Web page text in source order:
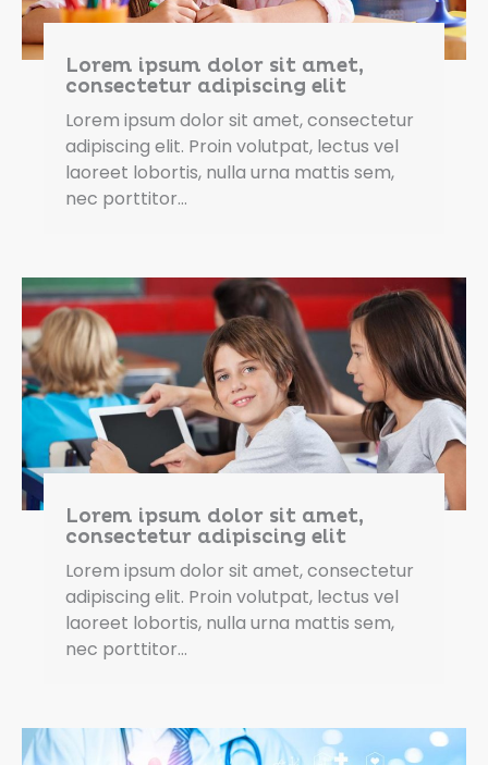
Lorem ipsum dolor sit amet,
consectetur adipiscing elit
Lorem ipsum dolor sit amet, consectetur
adipiscing elit. Proin volutpat, lectus vel
laoreet lobortis, nulla urna mattis sem,
nec porttitor…
Lorem ipsum dolor sit amet,
consectetur adipiscing elit
Lorem ipsum dolor sit amet, consectetur
adipiscing elit. Proin volutpat, lectus vel
laoreet lobortis, nulla urna mattis sem,
nec porttitor…